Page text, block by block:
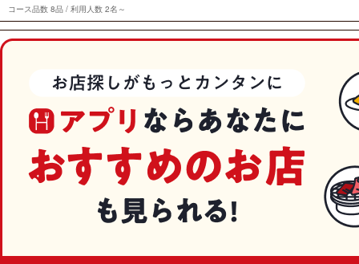
コース品数 8品 利用人数 2名～